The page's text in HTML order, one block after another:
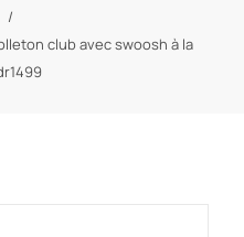
club avec swoosh à la